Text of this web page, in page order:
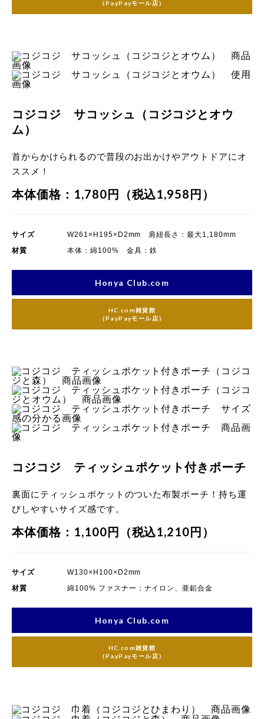
（PayPayモール店）
コジコジ サコッシュ（コジコジとオウ
ム）
首からかけられるので普段のお出かけやアウトドアにオ
ススメ！
本体価格：1,780円（税込1,958円）
サイズ
W261×H195×D2mm 肩紐長さ：最大1,180mm
材質
本体：綿100% 金具：鉄
Honya Club.com
HC.com雑貨館
（PayPayモール店）
商品画像
ム） 商品画像
る画像
コジコジ ティッシュポケット付きポーチ
裏面にティッシュポケットのついた布製ポーチ！持ち運
びしやすいサイズ感です。
本体価格：1,100円（税込1,210円）
サイズ
W130×H100×D2mm
材質
綿100% ファスナー：ナイロン、亜鉛合金
Honya Club.com
HC.com雑貨館
（PayPayモール店）